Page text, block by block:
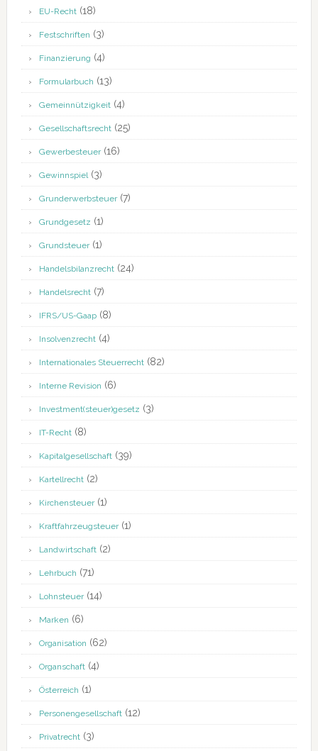
EU-Recht(18)
Festschriften (3)
Finanzierung (4)
Formularbuch (13)
Gemeinnützigkeit(4)
Gesellschaftsrecht(25)
Gewerbesteuer(16)
Gewinnspiel(3)
Grunderwerbsteuer(7)
Grundgesetz (1)
Grundsteuer(1)
Handelsbilanzrecht(24)
Handelsrecht(7)
IFRS/US-Gaap(8)
Insolvenzrecht(4)
Internationales Steuerrecht(82)
Interne Revision (6)
Investment(steuer)gesetz (3)
IT-Recht(8)
Kapitalgesellschaft(39)
Kartellrecht(2)
Kirchensteuer(1)
Kraftfahrzeugsteuer(1)
Landwirtschaft(2)
Lehrbuch (71)
Lohnsteuer(14)
Marken (6)
Organisation (62)
Organschaft(4)
Österreich (1)
Personengesellschaft(12)
Privatrecht(3)